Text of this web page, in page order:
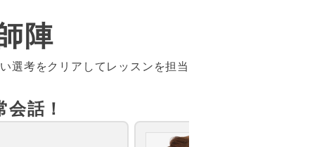
陣
選考をクリアしてレッスンを担当
話！